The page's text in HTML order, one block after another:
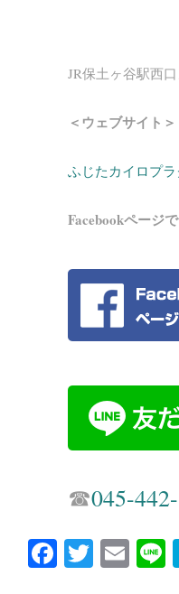
JR保土ヶ谷駅西
＜ウェブサイト＞
ふじたカイロプ
Facebookページ
☎︎045-
Fa T E